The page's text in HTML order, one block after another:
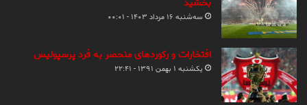
بخشید
سه‌شنبه ۱۶ مرداد ۱۴۰۳ - ۰۰:۰۱
افتخارات و رکوردهای منحصر به فرد پرسپولیس
یکشنبه ۱ بهمن ۱۳۹۱ - ۲۲:۴۱